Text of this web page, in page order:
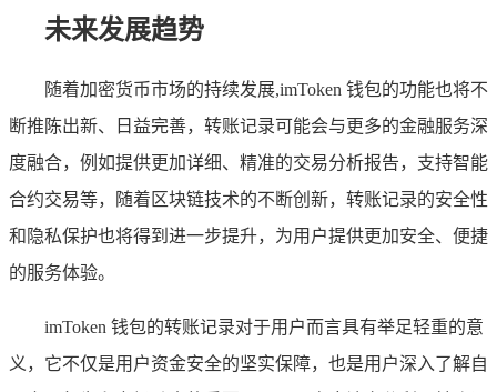
未来发展趋势
随着加密货币市场的持续发展,imToken 钱包的功能也将不
断推陈出新、日益完善，转账记录可能会与更多的金融服务深
度融合，例如提供更加详细、精准的交易分析报告，支持智能
合约交易等，随着区块链技术的不断创新，转账记录的安全性
和隐私保护也将得到进一步提升，为用户提供更加安全、便捷
的服务体验。
imToken 钱包的转账记录对于用户而言具有举足轻重的意
义，它不仅是用户资金安全的坚实保障，也是用户深入了解自